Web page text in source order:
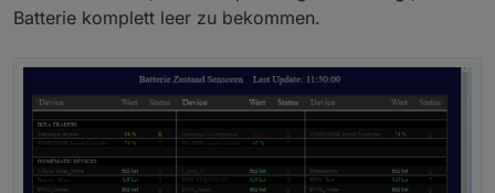
Batterie komplett leer zu bekommen.